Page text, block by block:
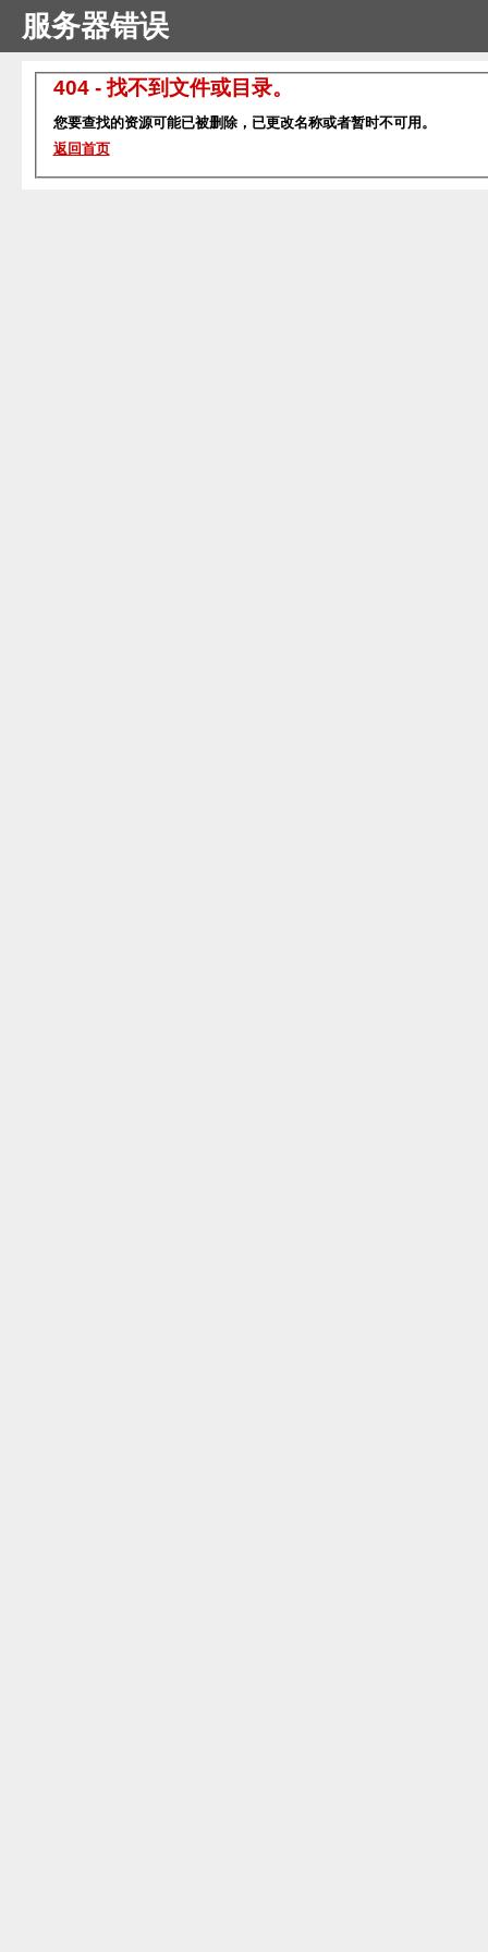
服务器错误
404 - 找不到文件或目录。
您要查找的资源可能已被删除，已更改名称或者暂时不可用。
返回首页